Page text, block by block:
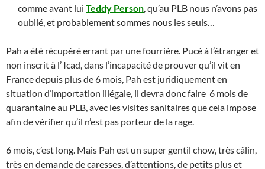
comme avant lui Teddy Person, qu’au PLB nous n’avons pas
oublié, et probablement sommes nous les seuls…
Pah a été récupéré errant par une fourrière. Pucé à l’étranger et
non inscrit à l’ Icad, dans l’incapacité de prouver qu’il vit en
France depuis plus de 6 mois, Pah est juridiquement en
situation d’importation illégale, il devra donc faire 6 mois de
quarantaine au PLB, avec les visites sanitaires que cela impose
afin de vérifier qu’il n’est pas porteur de la rage.
6 mois, c’est long. Mais Pah est un super gentil chow, très câlin,
très en demande de caresses, d’attentions, de petits plus et